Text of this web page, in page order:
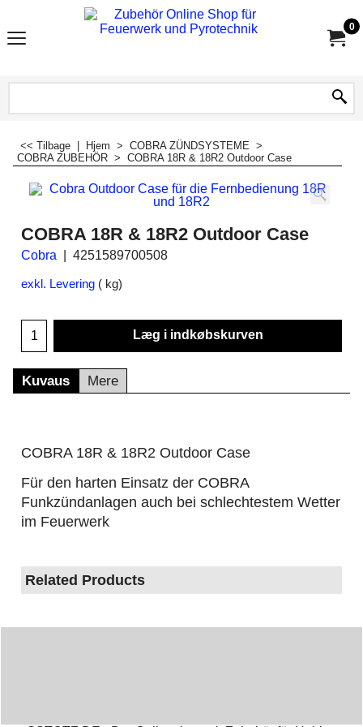
0
<< Tilbage Hjem > COBRA ZÜNDSYSTEME >
COBRA ZUBEHÖR > COBRA 18R & 18R2 Outdoor Case
COBRA 18R & 18R2 Outdoor Case
Cobra 4251589700508
exkl. Levering kg
Læg i indkøbskurven
Kuvaus Mere
COBRA 18R & 18R2 Outdoor Case
Für den harten Einsatz der COBRA
Funkzündanlagen auch bei schlechtestem Wetter
im Feuerwerk
Related Products